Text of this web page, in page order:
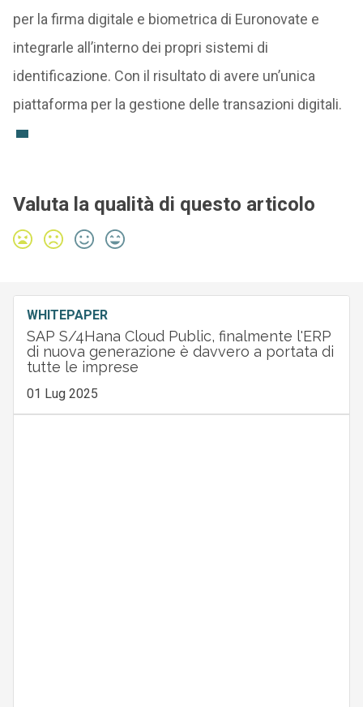
per la firma digitale e biometrica di Euronovate e
integrarle all’interno dei propri sistemi di
identificazione. Con il risultato di avere un’unica
piattaforma per la gestione delle transazioni digitali.
Valuta la qualità di questo articolo
WHITEPAPER
SAP S/4Hana Cloud Public, finalmente l'ERP
di nuova generazione è davvero a portata di
tutte le imprese
01 Lug 2025